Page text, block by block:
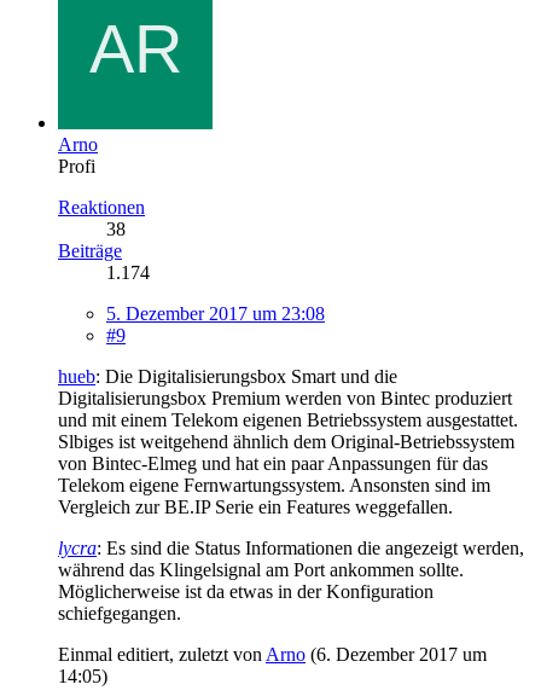
Arno
Profi
Reaktionen
38
Beiträge
1.174
5. Dezember 2017 um 23:08
#9
hueb: Die Digitalisierungsbox Smart und die
Digitalisierungsbox Premium werden von Bintec produziert
und mit einem Telekom eigenen Betriebssystem ausgestattet.
Slbiges ist weitgehend ähnlich dem Original-Betriebssystem
von Bintec-Elmeg und hat ein paar Anpassungen für das
Telekom eigene Fernwartungssystem. Ansonsten sind im
Vergleich zur BE.IP Serie ein Features weggefallen.
lycra: Es sind die Status Informationen die angezeigt werden,
während das Klingelsignal am Port ankommen sollte.
Möglicherweise ist da etwas in der Konfiguration
schiefgegangen.
Einmal editiert, zuletzt von Arno (6. Dezember 2017 um
14:05)